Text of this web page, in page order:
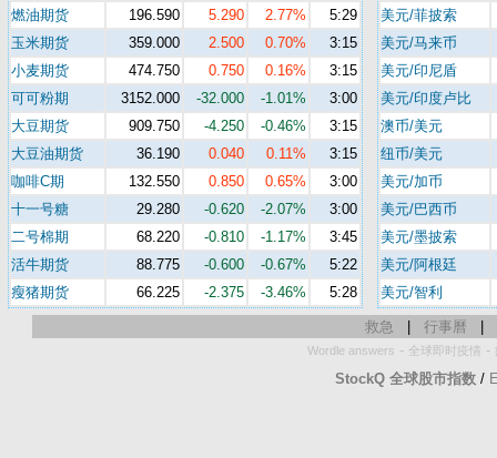
燃油期货
196.590 5.290 2.77%
5:29
玉米期货
359.000 2.500 0.70%
3:15
小麦期货
474.750 0.750 0.16%
3:15
可可粉期
3152.000 -32.000 -1.01%
3:00
大豆期货
909.750 -4.250 -0.46%
3:15
大豆油期货
36.190 0.040 0.11%
3:15
咖啡C期
132.550 0.850 0.65%
3:00
十一号糖
29.280 -0.620 -2.07%
3:00
二号棉期
68.220 -0.810 -1.17%
3:45
活牛期货
88.775 -0.600 -0.67%
5:22
瘦猪期货
66.225 -2.375 -3.46% 5:28
美元/菲披索
美元/马来币
美元/印尼盾
美元/印度卢比
澳币/美元
纽币/美元
美元/加币
美元/巴西币
美元/墨披索
美元/阿根廷
美元/智利
救急 行事曆
Wordle answers - 全球即时疫情 -
StockQ 全球股市指数 /